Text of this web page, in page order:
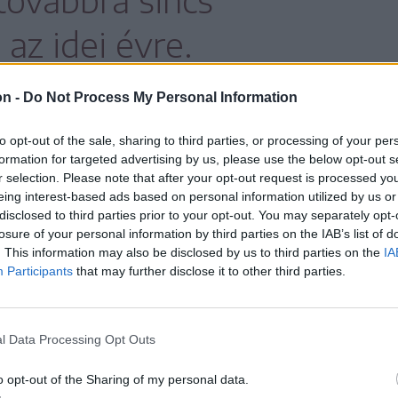
- Do Not Process My Personal Information
opt-out of the sale, sharing to third parties, or processing of your
for targeted advertising by us, please use the below opt-out
selection. Please note that after your opt-out request is processed
interest-based ads based on personal information utilized by us
to third parties prior to your opt-out. You may separately
of your personal information by third parties on the IAB’s list of
This information may also be disclosed by us to third parties on the
Participants that may further disclose it to other third parties.
Data Processing Opt Outs
opt-out of the Sharing of my personal data.
idei évre.
nélkül meghozott adóügyi
bevezetése szintén nem tett jót az
alá a Székelyhon által megkérdezett
közgazdász szerint is az egyik fontos
Olténia bizonyos
volt, mert leálltak az